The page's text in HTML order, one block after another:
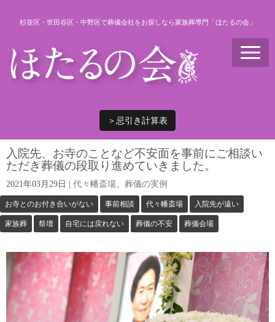
杉並区・世田谷区・中野区で葬儀会社をお探しなら家族葬専門「ほたるの会」
N
a
v
n
＞忌引き計算表
入院先、お寺のことなど不安面を事前にご相談い
ただき葬儀の段取り進めていきました。
2021年03月29日 代々幡斎場、 葬儀の実例
お寺とのお付き合いがない 事前相談 代々幡斎場 入院先が遠い
家族葬 祭壇 自宅には戻れない 葬儀の不安 葬儀会場